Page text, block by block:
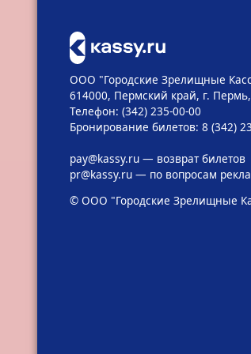
ООО "Городские Зрелищные
614000, Пермский край, г.
Телефон: (342) 235-00-00
Бронирование билетов: 8 (342)
pay@kassy.ru— возврат билетов
pr@kassy.ru— по вопросам
© ООО "Городские Зрелищные